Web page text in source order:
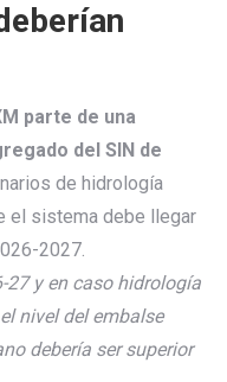
parte de una
del SIN de
de hidrología
el sistema debe llegar
2027.
27 y en caso hidrología
nivel del embalse
debería ser superior